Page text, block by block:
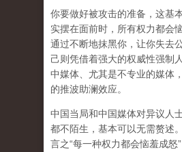
你要做好被攻击的准备，这基
实摆在面前时，所有权力都会
通过不断地抹黑你，让你失去
己则凭借着强大的权威性强制
中媒体、尤其是不专业的媒体
的推波助澜效应。
中国当局和中国媒体对异议人
都不陌生，基本可以无需赘述
言之“每一种权力都会恼羞成怒”